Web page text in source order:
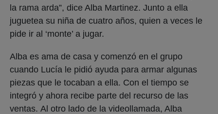
la rama arda”, dice Alba Martinez. Junto a ella
juguetea su niña de cuatro años, quien a veces le
pide ir al ‘monte’ a jugar.
Alba es ama de casa y comenzó en el grupo
cuando Lucía le pidió ayuda para armar algunas
piezas que le tocaban a ella. Con el tiempo se
integró y ahora recibe parte del recurso de las
ventas. Al otro lado de la videollamada, Alba